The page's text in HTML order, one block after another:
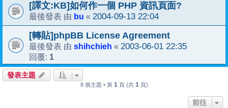
[譯文:KB]如何作一個 PHP 資訊頁面?
最後發表 由 bu « 2004-09-13 22:04
[轉貼]phpBB License Agreement
最後發表 由 shihchieh « 2003-06-01 22:35
回覆: 1
發表主題
8 個主題 • 第 1 頁 (共 1 頁)
前往